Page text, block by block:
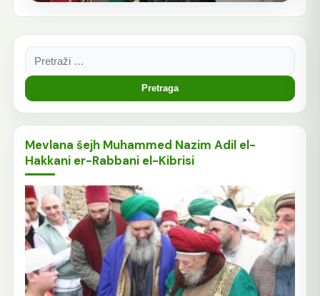
Pretraga:
Mevlana šejh Muhammed Nazim Adil el-
Hakkani er-Rabbani el-Kibrisi